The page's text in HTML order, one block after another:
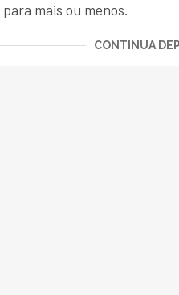
mais ou menos.
CONTINUA